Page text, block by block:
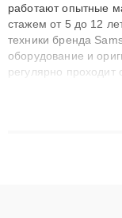
работают опытные
стажем от 5 до 12
техники бренда
оборудование и
регулярно
технику с